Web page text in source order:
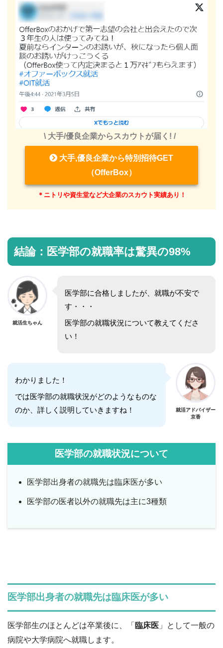
\ 大手/優良企業からスカウトが届く! /
大手,優良企業から特別招待GET
（OfferBox）
＊ニトリや資生堂など大企業のスカウト実績あり！
結論： 医学部の就職率は驚異の98%
就活生ちゃん
医学部に合格しましたが、就職が不安で
す・・・
医学部の就職状況について教えてくださ
い！
わかりました！
では医学部の就職状況がどのようなものな
のか、詳しく説明していきますね！
就活アドバイザー
京香
医学部の就職状況について
医学部出身者の就職先は臨床医が多い
医学部の医者以外の就職先は主に3種類
医学部出身者の就職先は臨床医が多い
医学部生のほとんどは卒業後に、「 臨床医 」として一般の
病院や大学病院へ就職します。